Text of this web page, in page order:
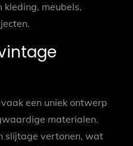
kleding, meubels,
een uniek ontwerp
materialen.
slijtage vertonen, wat